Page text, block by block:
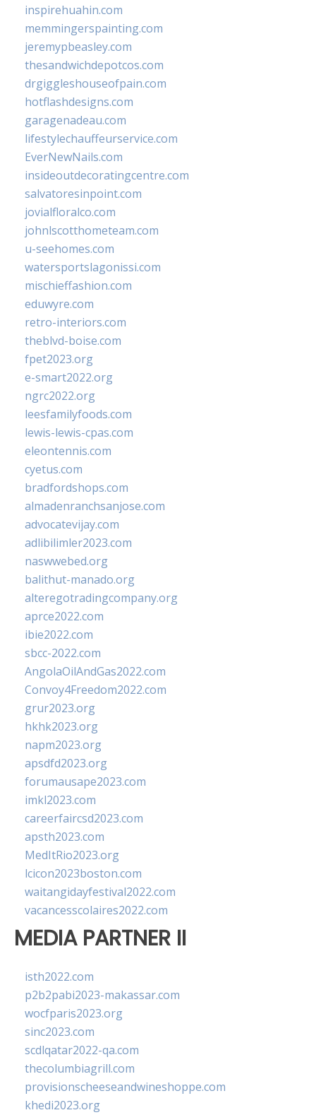
inspirehuahin.com
memmingerspainting.com
jeremypbeasley.com
thesandwichdepotcos.com
drgiggleshouseofpain.com
hotflashdesigns.com
garagenadeau.com
lifestylechauffeurservice.com
EverNewNails.com
insideoutdecoratingcentre.com
salvatoresinpoint.com
jovialfloralco.com
johnlscotthometeam.com
u-seehomes.com
watersportslagonissi.com
mischieffashion.com
eduwyre.com
retro-interiors.com
theblvd-boise.com
fpet2023.org
e-smart2022.org
ngrc2022.org
leesfamilyfoods.com
lewis-lewis-cpas.com
eleontennis.com
cyetus.com
bradfordshops.com
almadenranchsanjose.com
advocatevijay.com
adlibilimler2023.com
naswwebed.org
balithut-manado.org
alteregotradingcompany.org
aprce2022.com
ibie2022.com
sbcc-2022.com
AngolaOilAndGas2022.com
Convoy4Freedom2022.com
grur2023.org
hkhk2023.org
napm2023.org
apsdfd2023.org
forumausape2023.com
imkl2023.com
careerfaircsd2023.com
apsth2023.com
MedItRio2023.org
lcicon2023boston.com
waitangidayfestival2022.com
vacancesscolaires2022.com
MEDIA PARTNER II
isth2022.com
p2b2pabi2023-makassar.com
wocfparis2023.org
sinc2023.com
scdlqatar2022-qa.com
thecolumbiagrill.com
provisionscheeseandwineshoppe.com
khedi2023.org